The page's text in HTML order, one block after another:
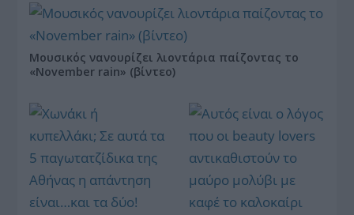
Μουσικός νανουρίζει λιοντάρια παίζοντας το
«November rain» (βίντεο)